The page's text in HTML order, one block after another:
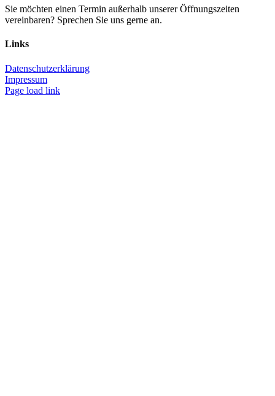
Sie möchten einen Termin außerhalb unserer Öffnungszeiten
vereinbaren? Sprechen Sie uns gerne an.
Links
Datenschutzerklärung
Impressum
Page load link